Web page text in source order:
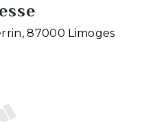
87000 Limoges